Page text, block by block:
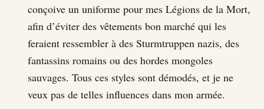
conçoive un uniforme pour mes Légions de la Mort,
afin d’éviter des vêtements bon marché qui les
feraient ressembler à des Sturmtruppen nazis, des
fantassins romains ou des hordes mongoles
sauvages. Tous ces styles sont démodés, et je ne
veux pas de telles influences dans mon armée.